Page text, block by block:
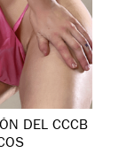
DEL CCCB